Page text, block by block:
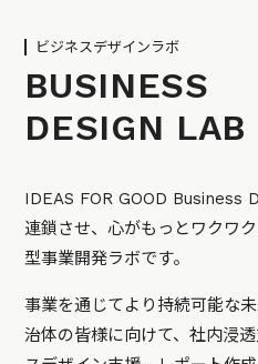
ビジネスデザインラボ
BUSINESS
DESIGN LAB
IDEAS FOR GOOD Business
連鎖させ、心がもっとワクワ
型事業開発ラボです。
事業を通じてより持続可能な
治体の皆様に向けて、社内浸